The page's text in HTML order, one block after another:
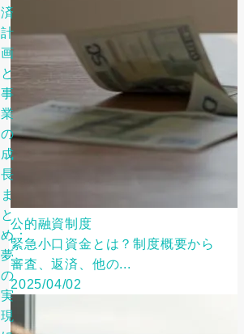
済
計
画
と
事
業
の
成
長
ま
と
め：
夢
の
実
現
公的融資制度
緊急小口資金とは？制度概要から
審査、返済、他の...
2025/04/02